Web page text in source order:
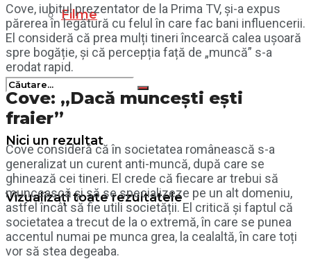
Filme
Nici un rezultat
Vizualizați toate rezultatele
Cove, iubitul prezentator de la Prima TV, și-a expus
părerea în legătură cu felul în care fac bani influencerii.
El consideră că prea mulți tineri încearcă calea ușoară
spre bogăție, și că percepția față de „muncă” s-a
erodat rapid.
Cove: „Dacă muncești ești
fraier”
Cove consideră că în societatea românească s-a
generalizat un curent anti-muncă, după care se
ghinează cei tineri. El crede că fiecare ar trebui să
muncească și să se specializeze pe un alt domeniu,
astfel încât să fie utili societății. El critică și faptul că
societatea a trecut de la o extremă, în care se punea
accentul numai pe munca grea, la cealaltă, în care toți
vor să stea degeaba.